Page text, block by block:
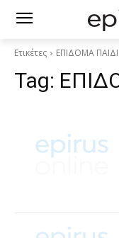
Ετικέτες ΕΠΙΔΟΜΑ
Tag: